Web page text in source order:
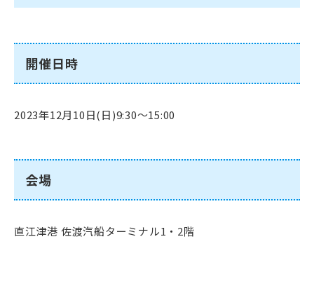
開催日時
2023年12月10日(日)9:30～15:00
会場
直江津港 佐渡汽船ターミナル1・2階